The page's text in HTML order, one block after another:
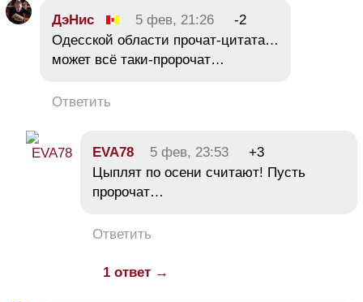
ДэНис 5 фев, 21:26
-2
Одесской области прочат-цитата…
может всё таки-пророчат…
Ответить
EVA78 5 фев, 23:53
+3
Цыплят по осени считают! Пусть
пророчат…
Ответить
1 ответ →